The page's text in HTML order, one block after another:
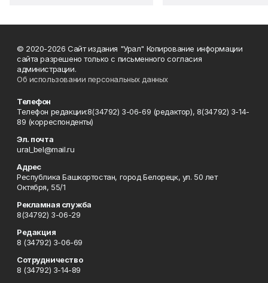
© 2020-2026 Сайт издания "Урал" Копирование информации
сайта разрешено только с письменного согласия
администрации.
Об использовании персональных данных
Телефон
Телефон редакции:8(34792) 3-06-69 (редактор), 8(34792) 3-14-
89 (корреспонденты)
Эл. почта
ural_bel@mail.ru
Адрес
Республика Башкортостан, город Белорецк, ул. 50 лет
Октября, 55/1
Рекламная служба
8(34792) 3-06-29
Редакция
8 (34792) 3-06-69
Сотрудничество
8 (34792) 3-14-89